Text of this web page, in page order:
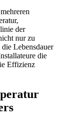
der
nur zu
Lebensdauer
die
Effizienz